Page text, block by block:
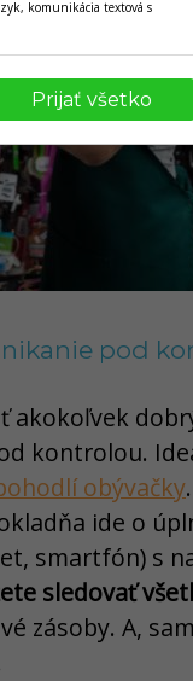
pod
akokoľvek
kontrolou.
obývačky
ide o
smartfón) s
sledovať
zásoby. A,
komunikácia textová s
Prijať všetko